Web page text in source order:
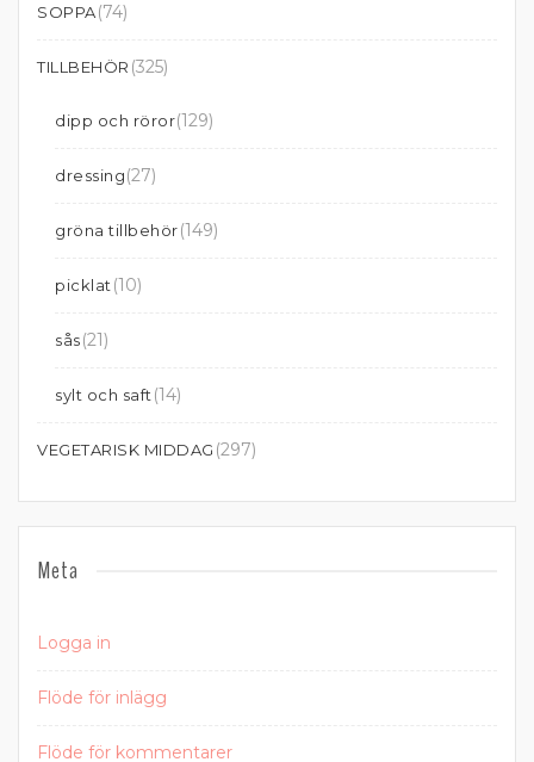
SOPPA(74)
TILLBEHÖR (325)
dipp och röror(129)
dressing(27)
gröna tillbehör(149)
picklat(10)
sås(21)
sylt och saft(14)
VEGETARISK MIDDAG (297)
Meta
Logga in
Flöde för inlägg
Flöde för kommentarer